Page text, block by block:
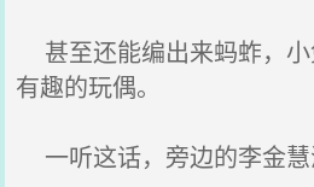
甚至还能编出来蚂蚱，
有趣的玩偶。
一听这话，旁边的李金慧